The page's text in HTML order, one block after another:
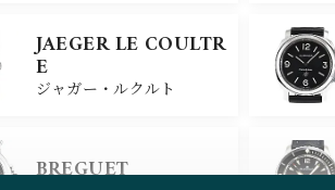
JAEGER LE COULTR
E
ジャガー・ルクルト
BREGUET